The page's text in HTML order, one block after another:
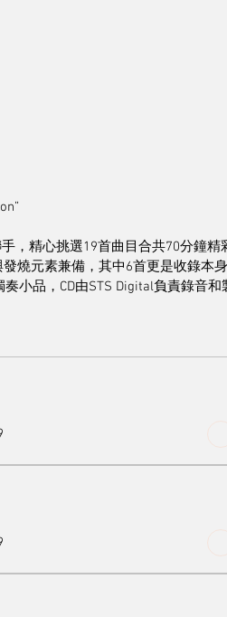
，精心挑選19首曲目合共70分鐘精
燒元素兼備，其中6首更是收錄本
小品，CD由STS Digital負責錄音和